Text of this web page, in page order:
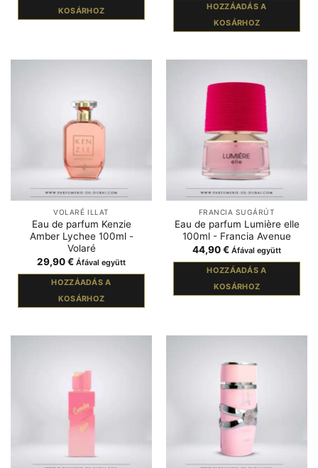
KOSÁRHOZ
HOZZÁADÁS A
KOSÁRHOZ
VOLARÉ ILLAT
Eau de parfum Kenzie
Amber Lychee 100ml -
Volaré
29,90€ Áfával együtt
HOZZÁADÁS A
KOSÁRHOZ
FRANCIA SUGÁRÚT
Eau de parfum Lumière elle
100ml - Francia Avenue
44,90€ Áfával együtt
HOZZÁADÁS A
KOSÁRHOZ